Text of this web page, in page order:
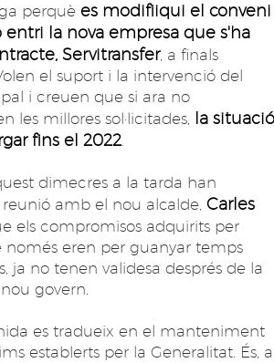
perquè es modifiiqui el conveni
entri la nova empresa que s'ha
Servitransfer, a finals
el suport i la intervenció del
i creuen que si ara no
les millores sol·licitades, la situació
fins el 2022.
dimecres a la tarda han
amb el nou alcalde, Carles
els compromisos adquirits per
només eren per guanyar temps
ja no tenen validesa després de la
govern.
es tradueix en el manteniment
establerts per la Generalitat. És, a